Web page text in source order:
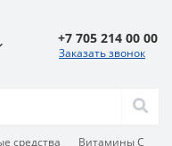
средства Витамины C
+7 705 214 00 00
Заказать звонок